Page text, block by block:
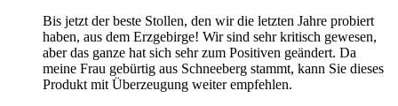
Bis jetzt der beste Stollen, den wir die letzten Jahre probiert
haben, aus dem Erzgebirge! Wir sind sehr kritisch gewesen,
aber das ganze hat sich sehr zum Positiven geändert. Da
meine Frau gebürtig aus Schneeberg stammt, kann Sie dieses
Produkt mit Überzeugung weiter empfehlen.